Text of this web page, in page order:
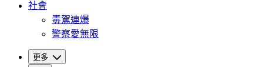
社會
毒駕連爆
警察愛無限
更多